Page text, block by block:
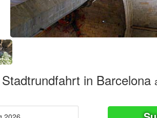
in Barcelona